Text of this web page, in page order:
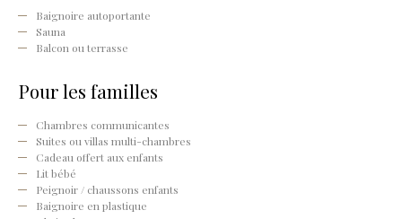
Baignoire autoportante
Sauna
Balcon ou terrasse
Pour les familles
Chambres communicantes
Suites ou villas multi-chambres
Cadeau offert aux enfants
Lit bébé
Peignoir / chaussons enfants
Baignoire en plastique